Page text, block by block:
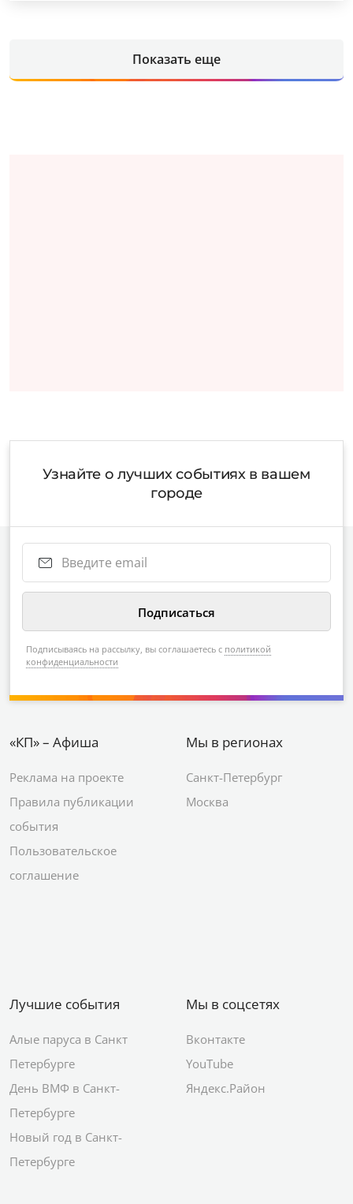
Показать еще
Узнайте о лучших событиях в вашем
городе
Подписываясь на рассылку, вы соглашаетесь с политикой
конфиденциальности
«КП» – Афиша
Реклама на проекте
Правила публикации
события
Пользовательское
соглашение
Мы в регионах
Санкт-Петербург
Москва
Лучшие события
Алые паруса в Санкт
Петербурге
День ВМФ в Санкт-
Петербурге
Новый год в Санкт-
Петербурге
Мы в соцсетях
Вконтакте
YouTube
Яндекс.Район